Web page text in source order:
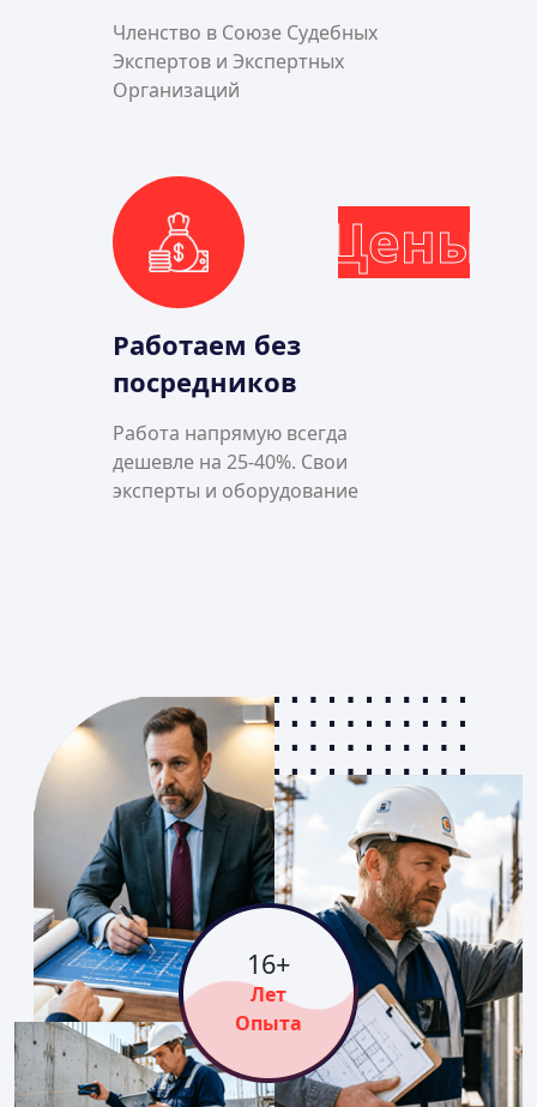
Членство в Союзе Судебных
Экспертов и Экспертных
Организаций
Цены
Работаем без
посредников
Работа напрямую всегда
дешевле на 25-40%. Свои
эксперты и оборудование
16+
Лет
Опыта